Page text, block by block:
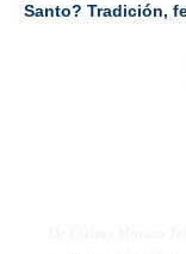
Santo? Tradición,